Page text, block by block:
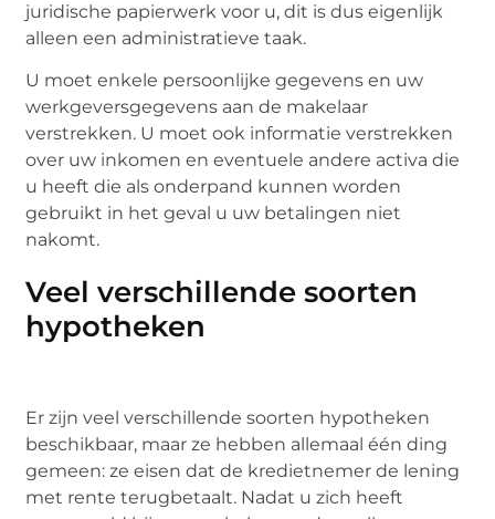
juridische papierwerk voor u, dit is dus eigenlijk
alleen een administratieve taak.
U moet enkele persoonlijke gegevens en uw
werkgeversgegevens aan de makelaar
verstrekken. U moet ook informatie verstrekken
over uw inkomen en eventuele andere activa die
u heeft die als onderpand kunnen worden
gebruikt in het geval u uw betalingen niet
nakomt.
Veel verschillende soorten
hypotheken
Er zijn veel verschillende soorten hypotheken
beschikbaar, maar ze hebben allemaal één ding
gemeen: ze eisen dat de kredietnemer de lening
met rente terugbetaalt. Nadat u zich heeft